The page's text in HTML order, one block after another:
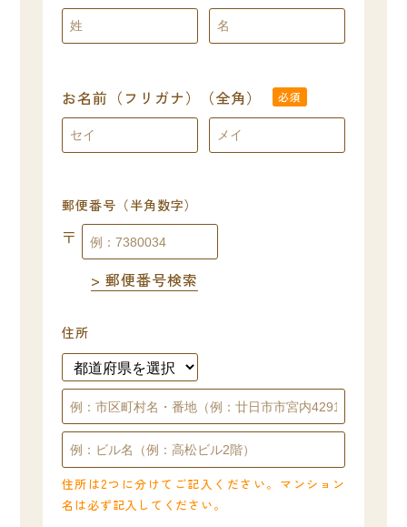
お名前（フリガナ）（全角） 必須
郵便番号（半角数字）
〒
郵便番号検索
住所
住所は2つに分けてご記入ください。マンション
名は必ず記入してください。